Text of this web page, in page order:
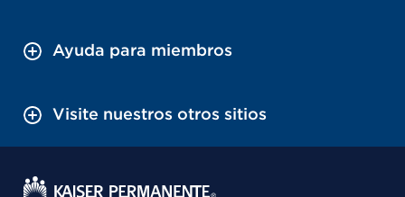
Ayuda para miembros
Visite nuestros otros sitios